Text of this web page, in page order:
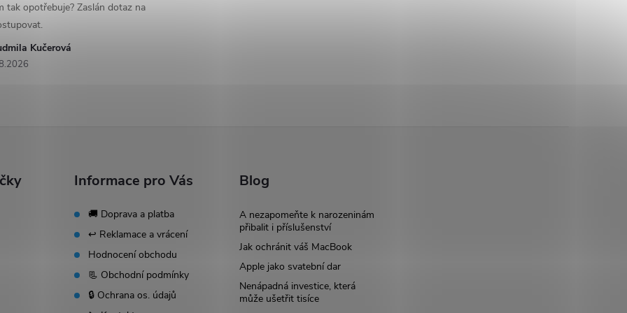
Kučerová
tak opotřebuje? Zaslán dotaz na
Informace pro Vás
🚚 Doprava a platba
↩️ Reklamace a vrácení
Hodnocení obchodu
📃 Obchodní podmínky
🔒 Ochrana os. údajů
Blog
A nezapomeňte k narozeninám
přibalit i příslušenství
Jak ochránit váš MacBook
Apple jako svatební dar
Nenápadná investice, která
může ušetřit tisíce